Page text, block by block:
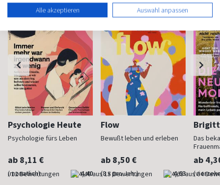
Psychologie Heute
Psychologie fürs Leben
ab 8,11 €
(monatlich) 4,40
Flow
Bewußt leben und erleben
ab 8,50 €
(8 x pro Jahr) 4,63
Das
ab
Alle akzeptieren Auswahl anpassen